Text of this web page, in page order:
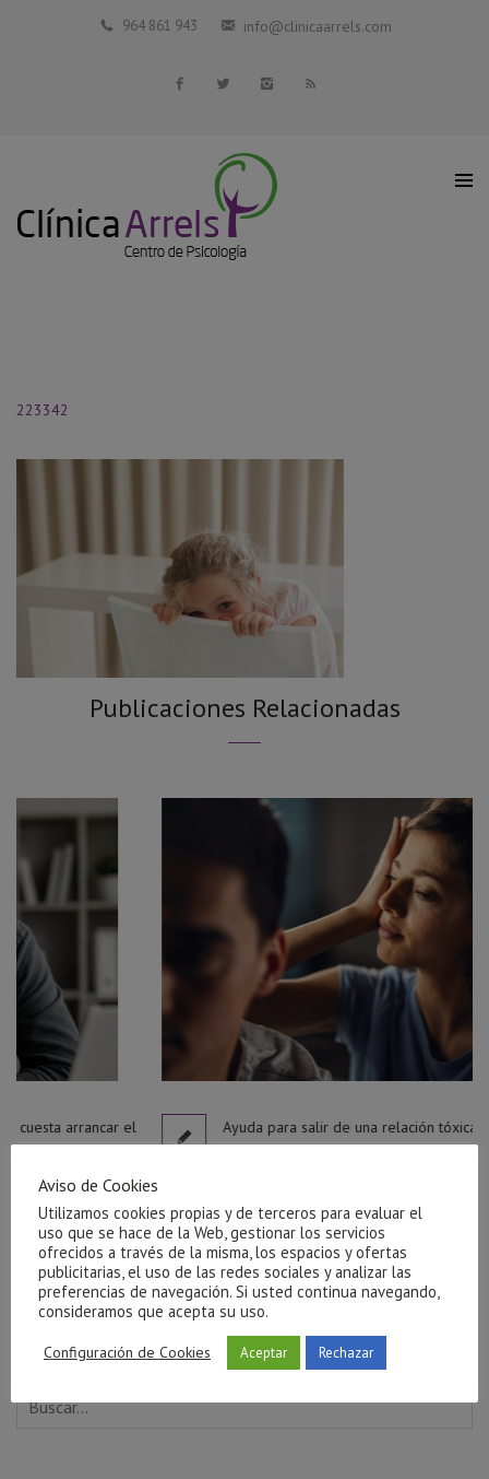
Blog
964 861 943 info@clinicaarrels.com
223342
Publicaciones Relacionadas
el Ayuda para salir de una relación tóxica en Castellón
Aviso de Cookies
Utilizamos cookies propias y de terceros para evaluar el
uso que se hace de la Web, gestionar los servicios
ofrecidos a través de la misma, los espacios y ofertas
publicitarias, el uso de las redes sociales y analizar las
preferencias de navegación. Si usted continua navegando,
consideramos que acepta su uso.
Configuración de Cookies Aceptar Rechazar